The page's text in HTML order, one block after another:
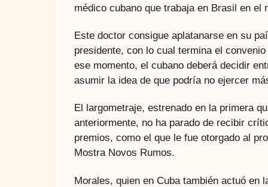
médico cubano que trabaja en Brasil en el
Este doctor consigue aplatanarse en su
presidente, con lo cual termina el
ese momento, el cubano deberá decidir
asumir la idea de que podría no ejercer
El largometraje, estrenado en la primera
anteriormente, no ha parado de recibir
premios, como el que le fue otorgado al
Mostra Novos Rumos.
Morales, quien en Cuba también actuó en